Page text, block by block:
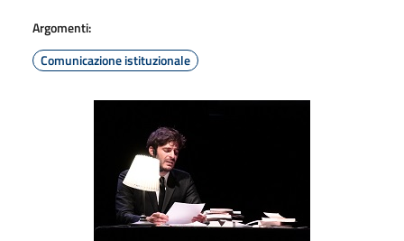
Argomenti:
Comunicazione istituzionale